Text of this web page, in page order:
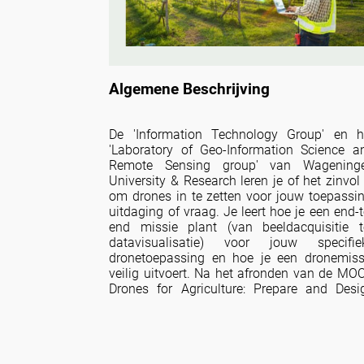
Algemene Beschrijving
De 'Information Technology Group' en
'Laboratory of Geo-Information Science
Remote Sensing group' van
University & Research leren je of het zinvol
om drones in te zetten voor jouw
uitdaging of vraag. Je leert hoe je een end-
end missie plant (van beeldacquisitie
datavisualisatie) voor jouw
dronetoepassing en hoe je een
veilig uitvoert. Na het afronden van de
Drones for Agriculture: Prepare and